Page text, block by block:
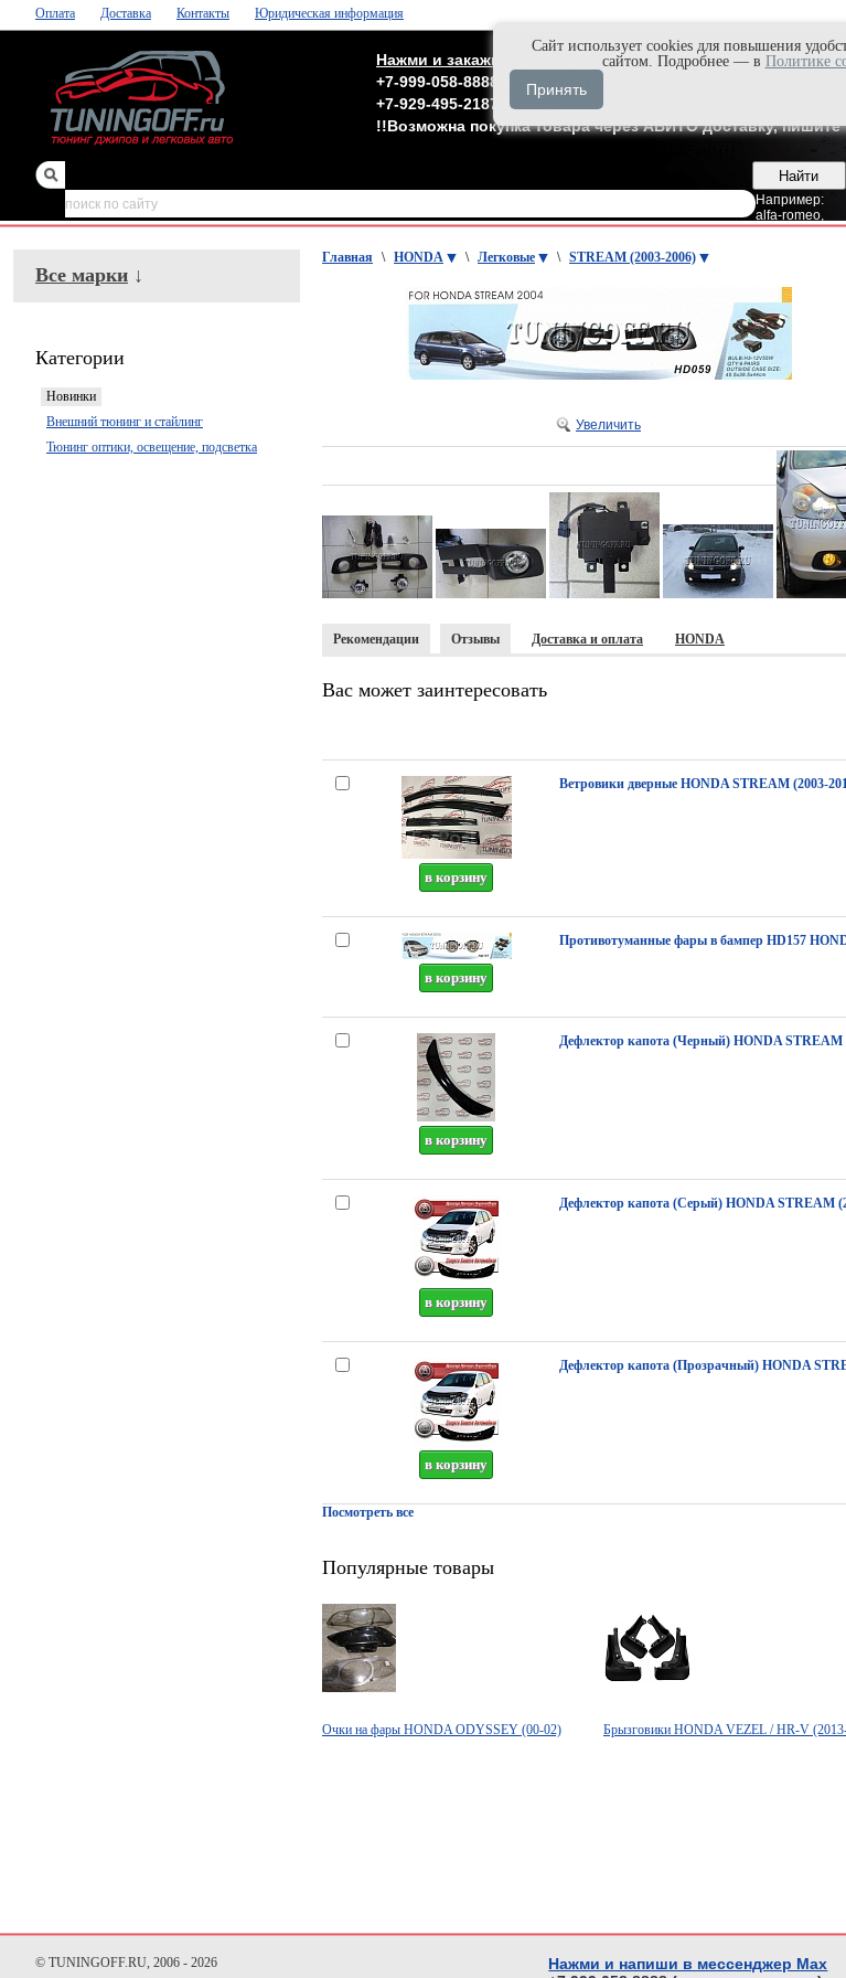
Оплата Доставка Контакты Юридическая информация
Нажми и закажи быстро в Max'е
+7-999-058-8888
Владивосток
+7-929-495-2187
Москва
!!Возможна покупка товара через АВИТО доставку,
Например:
alfa-romeo,
зеркала,обвесы
Все марки ↓
Категории
Новинки
Внешний тюнинг и стайлинг
Тюнинг оптики, освещение, подсветка
Главная \ HONDA \ Легковые \ STREAM (2003-2006)
Увеличить
Рекомендации
Отзывы Доставка и оплата HONDA
Вас может заинтересовать
Ветровики дверные HONDA STREAM (2003-
Противотуманные фары в бампер HD157
Дефлектор капота (Черный) HONDA STREAM
Дефлектор капота (Серый) HONDA STREAM
Дефлектор капота (Прозрачный) HONDA
Посмотреть все
Популярные товары
Очки на фары HONDA ODYSSEY (00-02) Брызговики HONDA VEZEL / HR-V
© TUNINGOFF.RU, 2006 - 2026
Нажми и напиши в мессенджер Max
Cайт использует cookies для повышения
сайтом. Подробнее — в Политике
Принять